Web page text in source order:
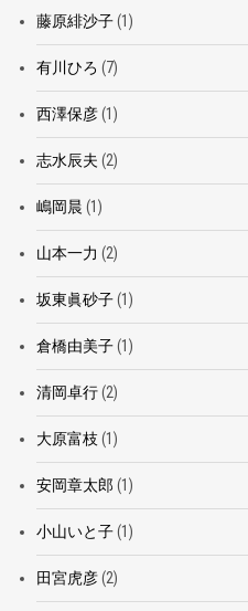
藤原緋沙子(1)
有川ひろ (7)
西澤保彦(1)
志水辰夫 (2)
嶋岡晨 (1)
山本一力 (2)
坂東眞砂子(1)
倉橋由美子(1)
清岡卓行(2)
大原富枝 (1)
安岡章太郎 (1)
小山いと子(1)
田宮虎彦(2)